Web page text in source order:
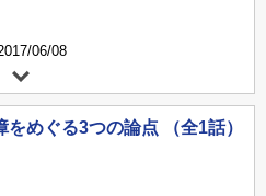
06/08
をめぐる3つの論点 （全1話）